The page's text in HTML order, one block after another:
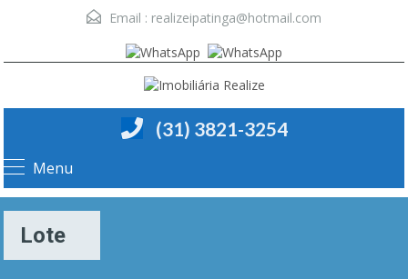
Email : realizeipatinga@hotmail.com
(31) 3821-3254
Menu
Lote